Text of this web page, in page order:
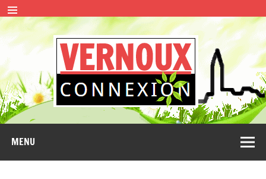
Skip
to
content
CONNEXION
MENU